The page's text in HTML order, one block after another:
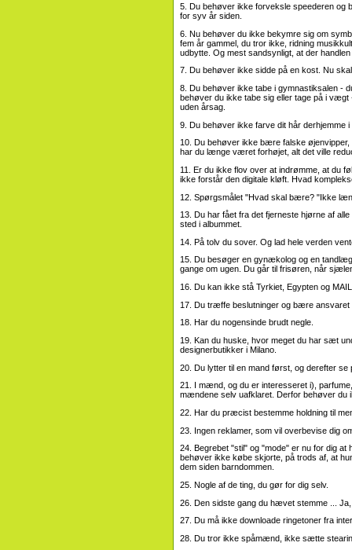
5. Du behøver ikke forveksle speederen og
for syv år siden.
6. Nu behøver du ikke bekymre sig om
fem år gammel, du tror ikke, ridning
udbytte. Og mest sandsynligt, at der
7. Du behøver ikke sidde på en kost. Nu
8. Du behøver ikke tabe i gymnastiksalen -
behøver du ikke tabe sig eller tage på i vægt
uden årsag.
9. Du behøver ikke farve dit hår derhjemme
10. Du behøver ikke bære falske
har du længe været forhøjet, alt det ville
11. Er du ikke flov over at indrømme, at du
ikke forstår den digitale kløft. Hvad
12. Spørgsmålet "Hvad skal bære? "Ikke
13. Du har fået fra det fjerneste hjørne af
sted i albummet.
14. På tolv du sover. Og lad hele verden
15. Du besøger en gynækolog og en
gange om ugen. Du går til frisøren, når
16. Du kan ikke stå Tyrkiet, Egypten og
17. Du træffe beslutninger og bære
18. Har du nogensinde brudt negle.
19. Kan du huske, hvor meget du har sæt
designerbutikker i Milano.
20. Du lytter til en mand først, og derefter
21. I mænd, og du er interesseret i),
mændene selv uafklaret. Derfor behøver du
22. Har du præcist bestemme holdning til
23. Ingen reklamer, som vil overbevise dig
24. Begrebet "stil" og "mode" er nu for dig at
behøver ikke købe skjorte, på trods af, at
dem siden barndommen.
25. Nogle af de ting, du gør for dig selv.
26. Den sidste gang du hævet stemme ...
27. Du må ikke downloade ringetoner fra
28. Du tror ikke spåmænd, ikke sætte